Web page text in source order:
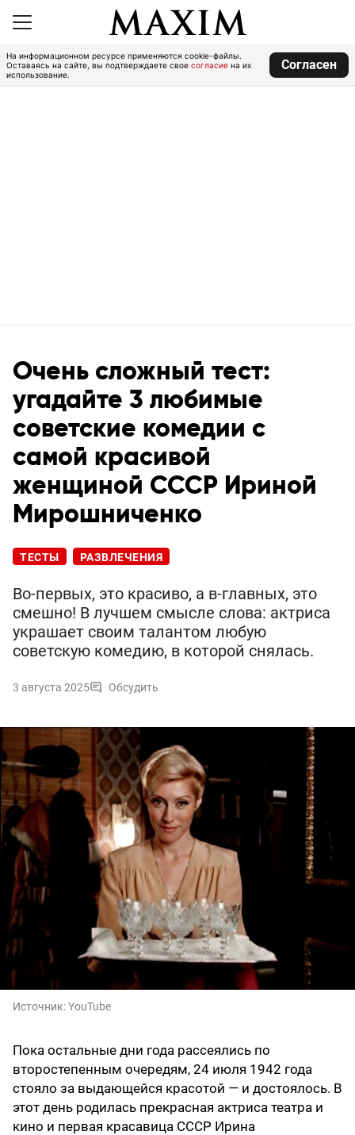
На информационном ресурсе применяются cookie-файлы.
Оставаясь на сайте, вы подтверждаете свое согласие на их
использование.
Согласен
Очень сложный тест:
угадайте 3 любимые
советские комедии с
самой красивой
женщиной СССР Ириной
Мирошниченко
ТЕСТЫ РАЗВЛЕЧЕНИЯ
Во-первых, это красиво, а в-главных, это
смешно! В лучшем смысле слова: актриса
украшает своим талантом любую
советскую комедию, в которой снялась.
3 августа 2025 Обсудить
Источник:YouTube
Пока остальные дни года рассеялись по
второстепенным очередям, 24 июля 1942 года
стояло за выдающейся красотой — и достоялось. В
этот день родилась прекрасная актриса театра и
кино и первая красавица СССР Ирина